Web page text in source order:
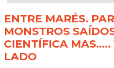
ENTRE MARÉS.
MONSTROS
CIENTÍFICA
LADO